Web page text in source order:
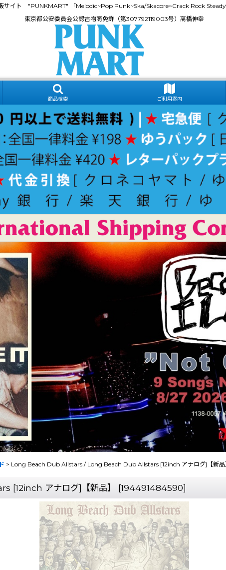
サイト "PUNKMART" 「Melodic~Pop Punk~Ska/Skacore~Crack Rock Steady
東京都公安委員会公認古物商免許（第307792119003号）髙橋伸幸
商品検索 ご利用案内
> Long Beach Dub Allstars / Long Beach Dub Allstars [12inch アナログ]【新品
アナログ]【新品】 [194491484590]